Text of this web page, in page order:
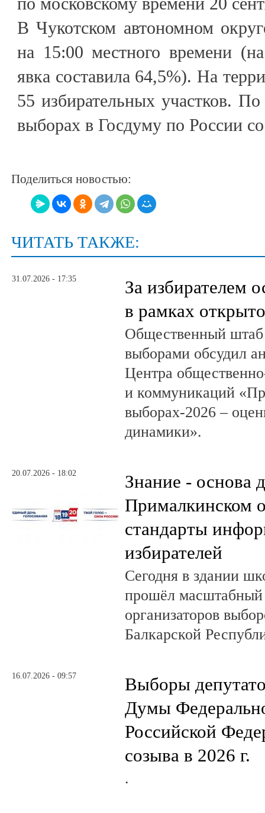
В Чукотском автономном
на 15:00 местного времени
явка составила 64,5%). На
55 избирательных участков.
выборах в Госдуму по России
Поделиться новостью:
ЧИТАТЬ ТАКЖЕ:
31.07.2026 - 17:35
За избирателем
в рамках
Общественный
выборами обсудил
Центра
и коммуникаций
выборах-2026 –
динамики».
20.07.2026 - 18:02
Знание - основа
Прималкинском
стандарты
избирателей
Сегодня в здании
прошёл
организаторов
Балкарской
16.07.2026 - 09:57
Выборы
Думы
Российской
созыва в 2026 г.
.